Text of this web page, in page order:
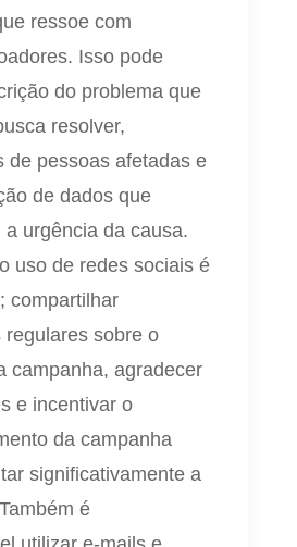
ressoe com
Isso pode
do problema que
resolver,
de pessoas afetadas e
de dados que
a urgência da causa.
uso de redes sociais é
compartilhar
regulares sobre o
campanha, agradecer
e incentivar o
da campanha
significativamente a
é